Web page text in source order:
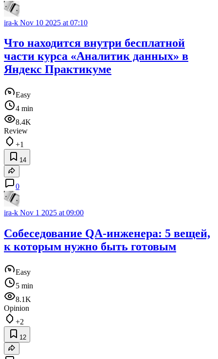
ira-k Nov 10 2025 at 07:10
Что находится внутри бесплатной
части курса «Аналитик данных» в
Яндекс Практикуме
Easy
4 min
8.4K
Review
+1
14
0
ira-k Nov 1 2025 at 09:00
Собеседование QA-инженера: 5 вещей,
к которым нужно быть готовым
Easy
5 min
8.1K
Opinion
+2
12